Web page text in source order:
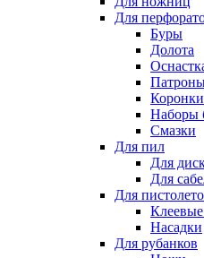
Для
Буры
Долота
Коронки
Наборы
Смазки
Для пил
Для
Для
Для
Насадки
Для рубанков